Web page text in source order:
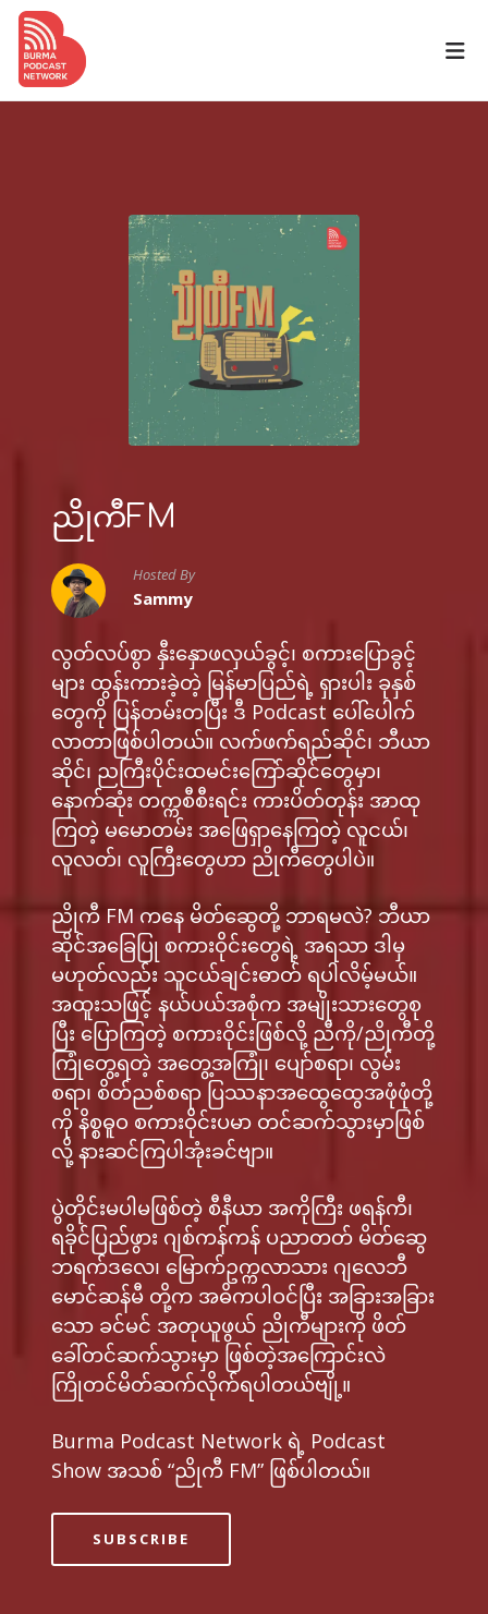
ညိုကီFM
Hosted By
Sammy
လွတ်လပ်စွာ နှီးနှောဖလှယ်ခွင့်၊ ​စကားပြောခွင့်
များ ထွန်းကားခဲ့တဲ့ မြန်မာပြည်ရဲ့ ရှားပါး ခုနှစ်
တွေကို ပြန်တမ်းတပြီး ဒီ Podcast ပေါ်ပေါက်
လာတာဖြစ်ပါတယ်။ လက်ဖက်ရည်ဆိုင်၊​ ဘီယာ
ဆိုင်၊ ​ညကြီးပိုင်းထမင်းကြော်ဆိုင်တွေမှာ၊
နောက်ဆုံး တက္ကစီစီးရင်း ကားပိတ်တုန်း အာထု
ကြတဲ့ မမောတမ်း အဖြေရှာနေကြတဲ့ လူငယ်၊
လူလတ်၊ လူကြီးတွေဟာ ညိုကီတွေပါပဲ။
ညိုကီ FM ကနေ မိတ်ဆွေတို့ ဘာရမလဲ​? ဘီယာ
ဆိုင်အခြေပြု စကားဝိုင်းတွေရဲ့ အရသာ ဒါမှ
မဟုတ်လည်း ​သူငယ်ချင်းဓာတ် ရပါလိမ့်မယ်။
အထူးသဖြင့် နယ်ပယ်အစုံက အမျိုးသားတွေစု
ပြီး ပြောကြတဲ့ စကားဝိုင်းဖြစ်လို့ ညီကို/ညိုကီတို့
ကြုံတွေ့ရတဲ့ အတွေ့အကြုံ၊ ပျော်စရာ၊ ​လွမ်း
စရာ၊ ​စိတ်ညစ်စရာ ပြဿနာအထွေထွေအဖုံဖုံတို့
ကို နိစ္စဓူဝ စကားဝိုင်းပမာ တင်ဆက်သွားမှာဖြစ်
လို့ နားဆင်ကြပါအုံးခင်ဗျာ။
ပွဲတိုင်းမပါမဖြစ်တဲ့ စီနီယာ အကိုကြီး ဖရန်ကီ၊
ရခိုင်ပြည်ဖွား ဂျစ်ကန်ကန် ပညာတတ် မိတ်ဆွေ
ဘရက်ဒလေ၊ မြောက်ဥက္ကလာသား ဂျလေဘီ
မောင်ဆန်မီ တို့က အဓိကပါဝင်ပြီး အခြားအခြား
သော ခင်မင် အတုယူဖွယ် ညိုကီများကို ဖိတ်
ခေါ်တင်ဆက်သွားမှာ ဖြစ်တဲ့အကြောင်းလဲ
ကြိုတင်မိတ်ဆက်လိုက်ရပါတယ်ဗျို့။
Burma Podcast Network ရဲ့ Podcast
Show အသစ် “ညိုကီ FM” ဖြစ်ပါတယ်။
SUBSCRIBE